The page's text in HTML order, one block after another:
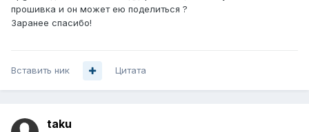
прошивка и он может ею поделиться ?
Заранее спасибо!
Вставить ник Цитата
taku